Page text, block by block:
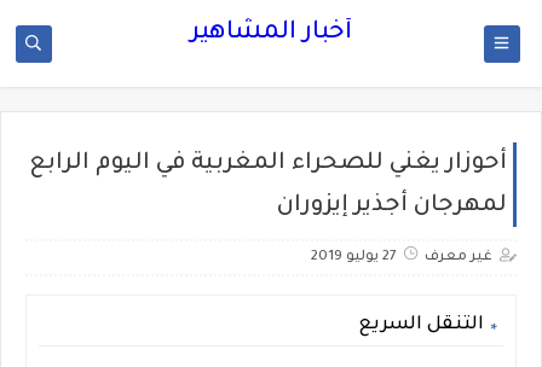
أخبار المشاهير
أحوزار يغني للصحراء المغربية في اليوم الرابع
لمهرجان أجذير إيزوران
غير معرف 27 يوليو 2019
التنقل السريع